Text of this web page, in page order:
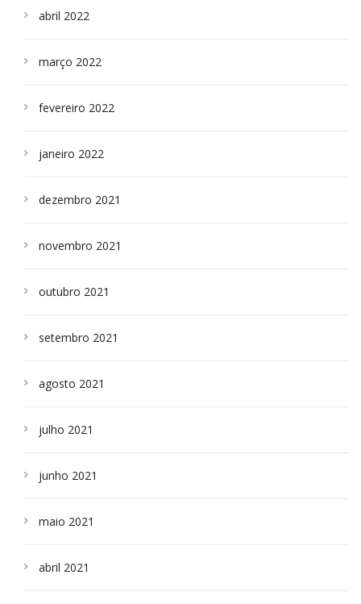
abril 2022
março 2022
fevereiro 2022
janeiro 2022
dezembro 2021
novembro 2021
outubro 2021
setembro 2021
agosto 2021
julho 2021
junho 2021
maio 2021
abril 2021